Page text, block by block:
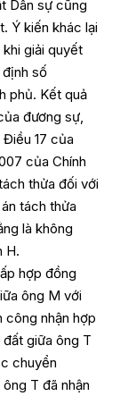
Dân sự cũng
Ý kiến khác lại
giải quyết
số
phủ. Kết quả
đương sự,
17 của
của Chính
thửa đối với
tách thửa
là không
H.
hợp đồng
ông M với
nhận hợp
giữa ông T
chuyển
T đã nhận